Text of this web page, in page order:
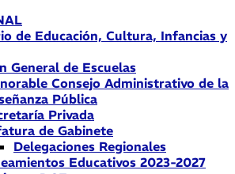
de Educación, Cultura, Infancias y
General de Escuelas
Consejo Administrativo de la
Pública
Privada
de Gabinete
Delegaciones Regionales
Educativos 2023-2027